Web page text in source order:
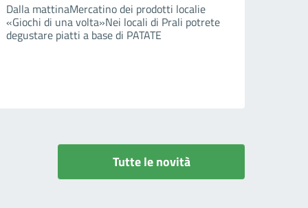
Dalla mattinaMercatino dei prodotti localie
«Giochi di una volta»Nei locali di Prali potrete
degustare piatti a base di PATATE
Tutte le novità